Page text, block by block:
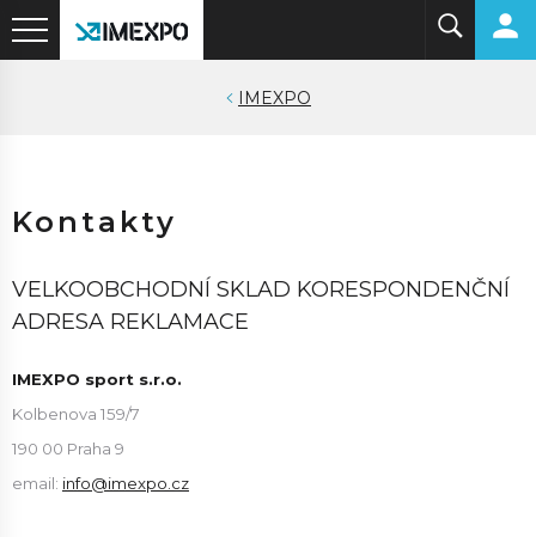
IMEXPO
Kontakty
VELKOOBCHODNÍ SKLAD KORESPONDENČNÍ
ADRESA REKLAMACE
IMEXPO sport s.r.o.
Kolbenova 159/7
190 00 Praha 9
email: info@imexpo.cz